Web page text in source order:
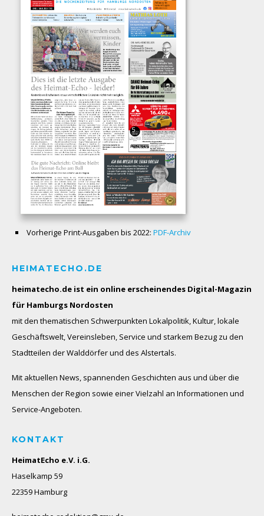
Vorherige Print-Ausgaben bis 2022: PDF-Archiv
HEIMATECHO.DE
heimatecho.de ist ein online erscheinendes Digital-Magazin
für Hamburgs Nordosten
mit den thematischen Schwerpunkten Lokalpolitik, Kultur, lokale
Geschäftswelt, Vereinsleben, Service und starkem Bezug zu den
Stadtteilen der Walddörfer und des Alstertals.
Mit aktuellen News, spannenden Geschichten aus und über die
Menschen der Region sowie einer Vielzahl an Informationen und
Service-Angeboten.
KONTAKT
HeimatEcho e.V. i.G.
Haselkamp 59
22359 Hamburg